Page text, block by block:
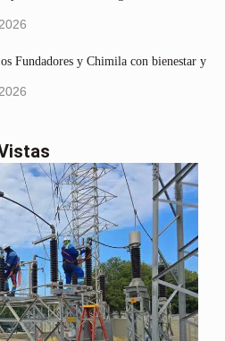
Fundadores y Chimila con bienestar y